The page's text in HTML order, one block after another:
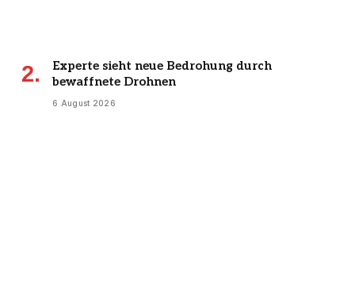
Experte sieht neue Bedrohung durch
bewaffnete Drohnen
6 August 2026